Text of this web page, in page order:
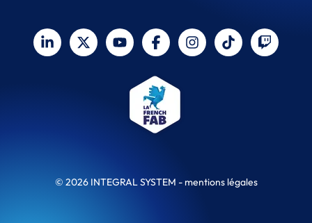
© 2026 INTEGRAL SYSTEM - mentions légales